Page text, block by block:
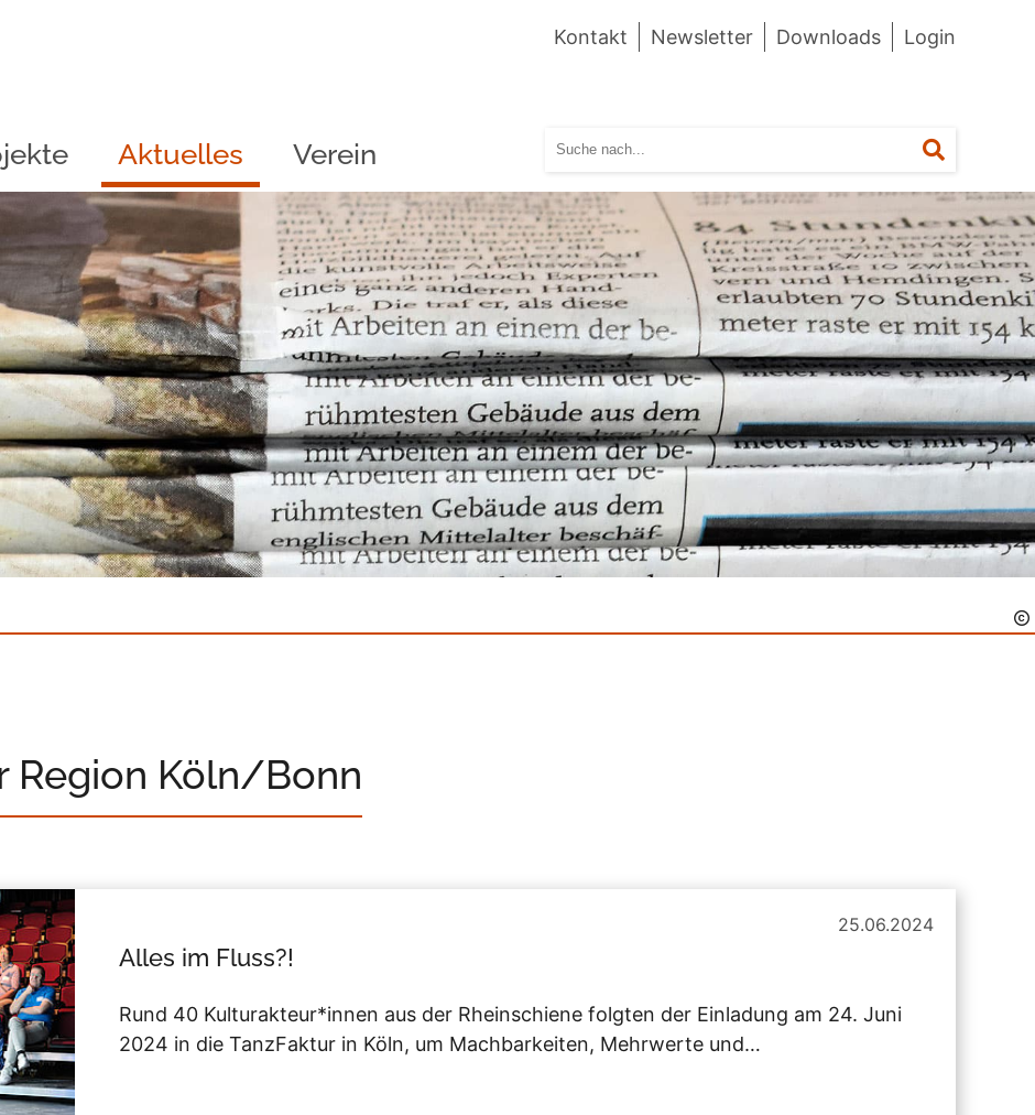
Kontakt Newsletter Downloads Login
Aktuelles Verein Suchen
Region Köln/Bonn
25.06.2024
Alles im Fluss?!
Rund 40 Kulturakteur*innen aus der Rheinschiene folgten der Einladung am 24. Juni
2024 in die TanzFaktur in Köln, um Machbarkeiten, Mehrwerte und…